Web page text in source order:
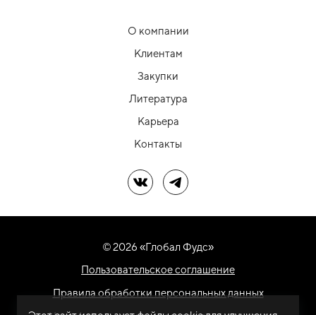
О компании
Клиентам
Закупки
Литература
Карьера
Контакты
Мы в ВКМы в Telegram
© 2026 «Глобал Фудс»
Пользовательское соглашение
Правила обработки персональных данных